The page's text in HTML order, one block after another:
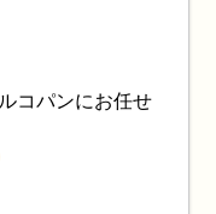
コパンにお任せ